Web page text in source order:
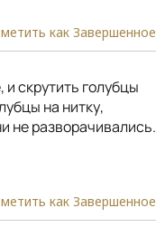
как Завершенное
скрутить голубцы
на нитку,
не разворачивались.
как Завершенное